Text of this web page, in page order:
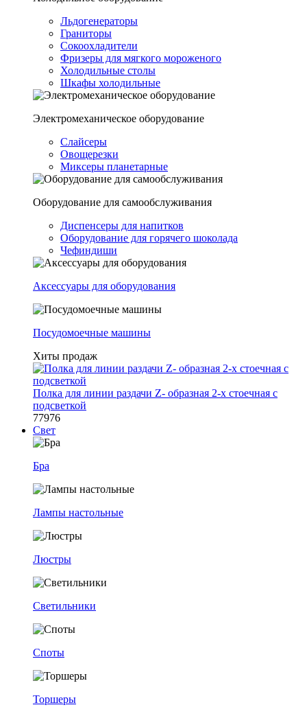
Льдогенераторы
Граниторы
Сокоохладители
Фризеры для мягкого мороженого
Холодильные столы
Шкафы холодильные
Электромеханическое оборудование
Слайсеры
Овощерезки
Миксеры планетарные
Оборудование для самообслуживания
Диспенсеры для напитков
Оборудование для горячего шоколада
Чефиндиши
Аксессуары для оборудования
Посудомоечные машины
Хиты продаж
Полка для линии раздачи Z- образная 2-х стоечная с
подсветкой
77976
Свет
Бра
Лампы настольные
Люстры
Светильники
Споты
Торшеры